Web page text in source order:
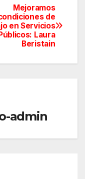
Mejoramos
de
en Servicios
Laura
Beristain
admin